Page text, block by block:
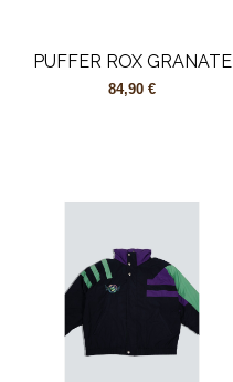
PUFFER ROX GRANATE
84,90 €